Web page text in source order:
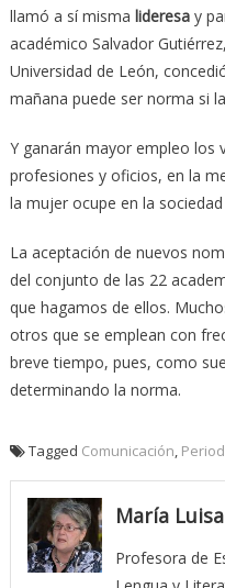
llamó a sí misma lideresa y
académico Salvador
Universidad de León,
mañana puede ser norma si
Y ganarán mayor empleo los
profesiones y oficios, en la
la mujer ocupe en la
La aceptación de nuevos
del conjunto de las 22
que hagamos de ellos.
otros que se emplean con
breve tiempo, pues, como
determinando la norma.
Tagged Comunicación,
María
Profesora de